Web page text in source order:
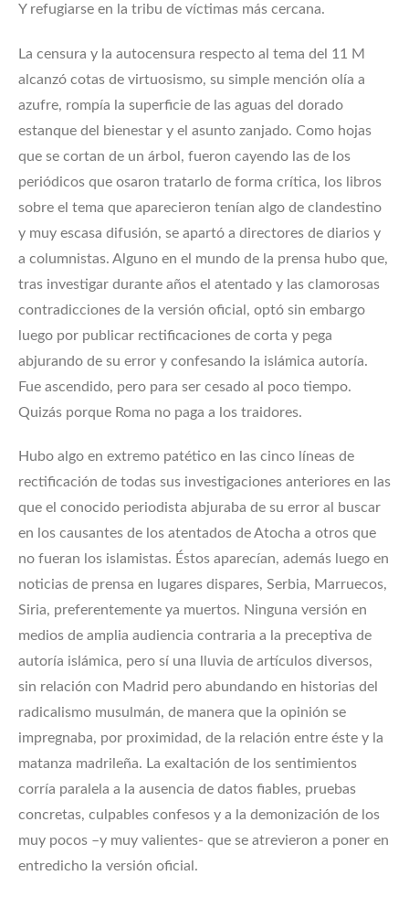
Y refugiarse en la tribu de víctimas más cercana.
La censura y la autocensura respecto al tema del 11 M
alcanzó cotas de virtuosismo, su simple mención olía a
azufre, rompía la superficie de las aguas del dorado
estanque del bienestar y el asunto zanjado. Como hojas
que se cortan de un árbol, fueron cayendo las de los
periódicos que osaron tratarlo de forma crítica, los libros
sobre el tema que aparecieron tenían algo de clandestino
y muy escasa difusión, se apartó a directores de diarios y
a columnistas. Alguno en el mundo de la prensa hubo que,
tras investigar durante años el atentado y las clamorosas
contradicciones de la versión oficial, optó sin embargo
luego por publicar rectificaciones de corta y pega
abjurando de su error y confesando la islámica autoría.
Fue ascendido, pero para ser cesado al poco tiempo.
Quizás porque Roma no paga a los traidores.
Hubo algo en extremo patético en las cinco líneas de
rectificación de todas sus investigaciones anteriores en las
que el conocido periodista abjuraba de su error al buscar
en los causantes de los atentados de Atocha a otros que
no fueran los islamistas. Éstos aparecían, además luego en
noticias de prensa en lugares dispares, Serbia, Marruecos,
Siria, preferentemente ya muertos. Ninguna versión en
medios de amplia audiencia contraria a la preceptiva de
autoría islámica, pero sí una lluvia de artículos diversos,
sin relación con Madrid pero abundando en historias del
radicalismo musulmán, de manera que la opinión se
impregnaba, por proximidad, de la relación entre éste y la
matanza madrileña. La exaltación de los sentimientos
corría paralela a la ausencia de datos fiables, pruebas
concretas, culpables confesos y a la demonización de los
muy pocos –y muy valientes- que se atrevieron a poner en
entredicho la versión oficial.